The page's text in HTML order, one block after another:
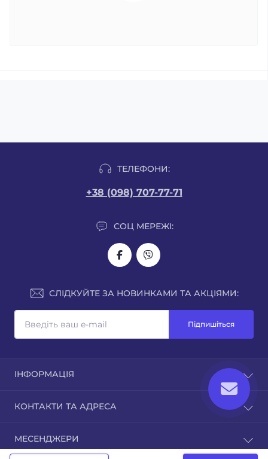
ТЕЛЕФОНИ:
+38 (098) 707-77-71
СОЦ МЕРЕЖІ:
СЛІДКУЙТЕ ЗА НОВИНКАМИ ТА АКЦІЯМИ:
Підпишіться
ІНФОРМАЦІЯ
Доставка
Гарантія
Публічна оферта
КОНТАКТИ ТА АДРЕСА
sales@juka.biz
МЕСЕНДЖЕРИ